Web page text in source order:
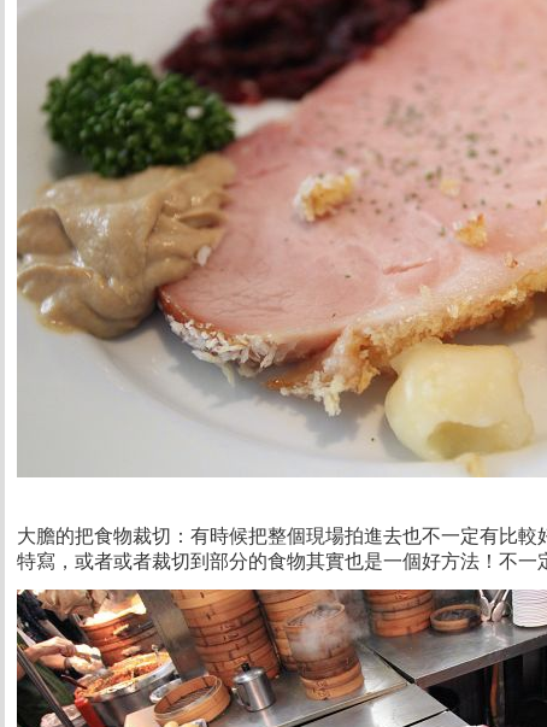
大膽的把食物裁切：有時候把整個現場拍進去也不一定有比
特寫，或者或者裁切到部分的食物其實也是一個好方法！不一